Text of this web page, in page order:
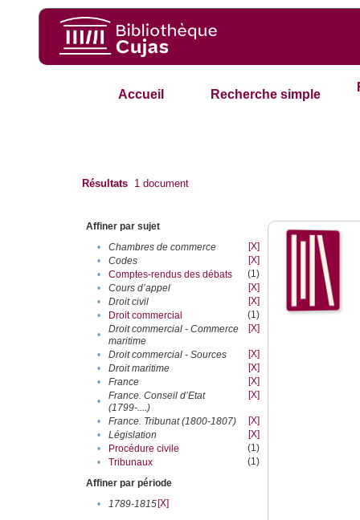
Accueil Recherche simple
Résultats 1 document
Affiner par sujet
•
Chambres de commerce
[X]
•
Codes
[X]
•
Comptes-rendus des débats
(1)
•
Cours d’appel
[X]
•
Droit civil
[X]
•
Droit commercial
(1)
•
Droit commercial - Commerce
maritime
[X]
• Droit commercial - Sources
[X]
•
Droit maritime
[X]
•
France
[X]
•
France. Conseil d’Etat
(1799-....)
[X]
• France. Tribunat (1800-1807)
[X]
•
Législation
[X]
•
Procédure civile
(1)
•
Tribunaux
(1)
Affiner par période
•
1789-1815[X]